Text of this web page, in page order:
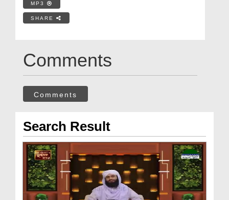
MP3
SHARE
Comments
Comments
Search Result